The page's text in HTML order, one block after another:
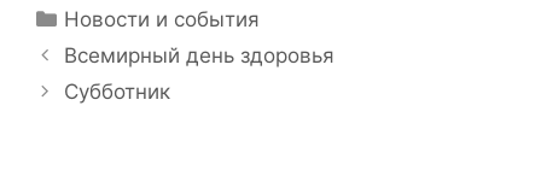
Рубрики
Новости и события
Всемирный день здоровья
Субботник